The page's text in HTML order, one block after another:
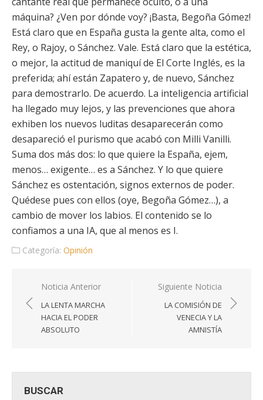
máquina? ¿Ven por dónde voy? ¡Basta, Begoña Gómez!
Está claro que en España gusta la gente alta, como el
Rey, o Rajoy, o Sánchez. Vale. Está claro que la estética,
o mejor, la actitud de maniquí de El Corte Inglés, es la
preferida; ahí están Zapatero y, de nuevo, Sánchez
para demostrarlo. De acuerdo. La inteligencia artificial
ha llegado muy lejos, y las prevenciones que ahora
exhiben los nuevos luditas desaparecerán como
desapareció el purismo que acabó con Milli Vanilli.
Suma dos más dos: lo que quiere la España, ejem,
menos… exigente… es a Sánchez. Y lo que quiere
Sánchez es ostentación, signos externos de poder.
Quédese pues con ellos (oye, Begoña Gómez…), a
cambio de mover los labios. El contenido se lo
confiamos a una IA, que al menos es I.
Categoría: Opinión
Navegación
de
entradas
Noticia Anterior
LA LENTA MARCHA
HACIA EL PODER
ABSOLUTO
Siguiente Noticia
LA COMISIÓN DE
VENECIA Y LA
AMNISTÍA
BUSCAR